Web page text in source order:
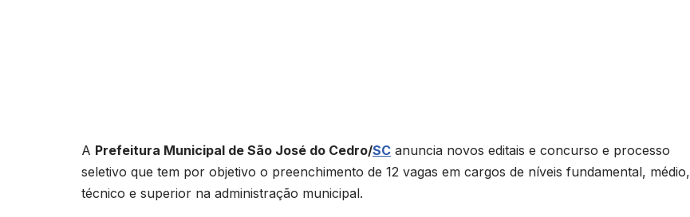
A Prefeitura Municipal de São José do Cedro/SC anuncia novos editais e concurso e processo
seletivo que tem por objetivo o preenchimento de 12 vagas em cargos de níveis fundamental, médio,
técnico e superior na administração municipal.